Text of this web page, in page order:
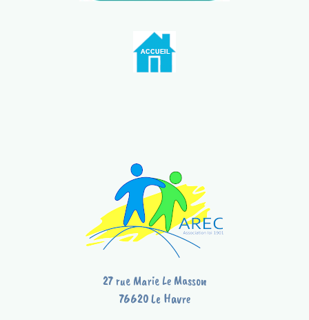
27 rue Marie Le Masson
76620 Le Havre